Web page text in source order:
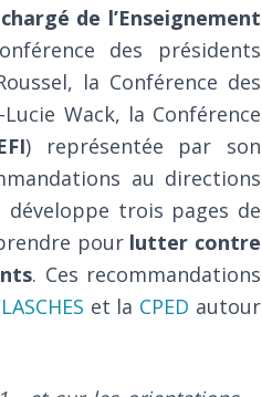
de l’Enseignement
des présidents
la Conférence des
Wack, la Conférence
) représentée par son
au directions
développe trois pages de
pour lutter contre
. Ces recommandations
et la CPED autour